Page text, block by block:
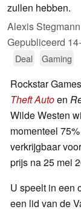
zullen hebben.
Alexis
Gepubliceerd
Deal Gaming
Rockstar
Theft Autoen
Wilde Westen
momenteel
verkrijgbaar
prijs na 25 mei
U speelt in een
een lid van de